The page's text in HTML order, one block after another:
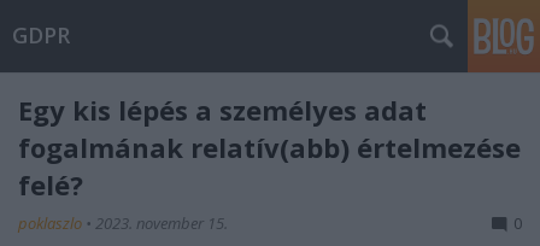
GDPR
Egy kis lépés a személyes adat
fogalmának relatív(abb) értelmezése
felé?
poklaszlo • 2023. november 15. 0